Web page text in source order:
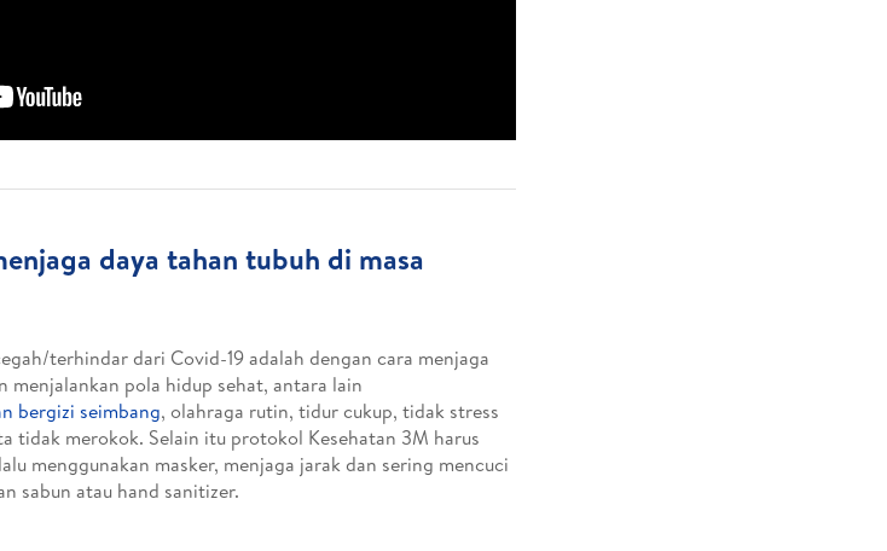
daya tahan tubuh di masa
terhindar dari Covid-19 adalah dengan cara menjaga
menjalankan pola hidup sehat, antara lain
bergizi seimbang, olahraga rutin, tidur cukup, tidak stress
tidak merokok. Selain itu protokol Kesehatan 3M harus
menggunakan masker, menjaga jarak dan sering mencuci
sabun atau hand sanitizer.